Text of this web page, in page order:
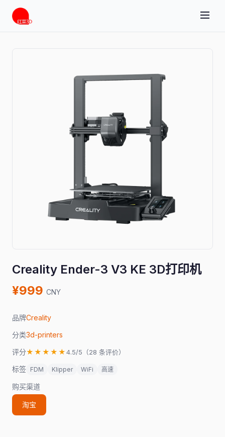
Creality Ender-3 V3 KE 3D打印机
¥999 CNY
品牌Creality
分类3d-printers
评分★★★★★ 4.5/5（28 条评价）
标签 FDM Klipper WiFi 高速
购买渠道
淘宝